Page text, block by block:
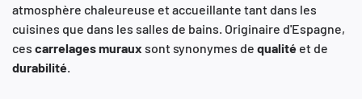
atmosphère chaleureuse et accueillante tant dans les
cuisines que dans les salles de bains. Originaire d'Espagne,
ces carrelagesmuraux sont synonymes de qualité et de
durabilité